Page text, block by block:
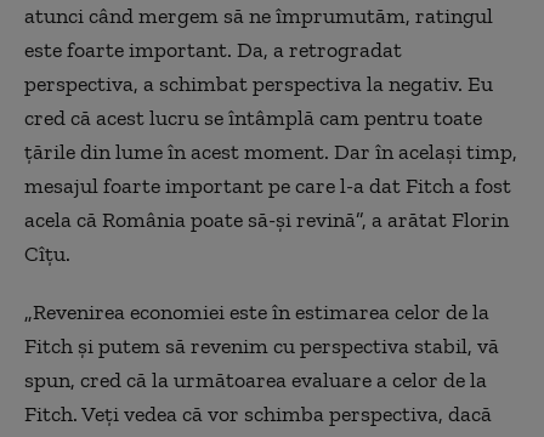
atunci când mergem să ne împrumutăm, ratingul
este foarte important. Da, a retrogradat
perspectiva, a schimbat perspectiva la negativ. Eu
cred că acest lucru se întâmplă cam pentru toate
ţările din lume în acest moment. Dar în acelaşi timp,
mesajul foarte important pe care l-a dat Fitch a fost
acela că România poate să-şi revină”, a arătat Florin
Cîțu.
„Revenirea economiei este în estimarea celor de la
Fitch şi putem să revenim cu perspectiva stabil, vă
spun, cred că la următoarea evaluare a celor de la
Fitch. Veţi vedea că vor schimba perspectiva, dacă